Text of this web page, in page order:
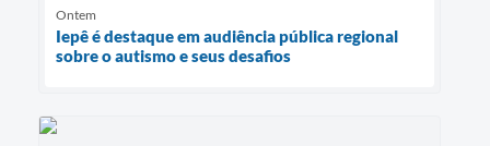
Ontem
Iepê é destaque em audiência pública regional
sobre o autismo e seus desafios